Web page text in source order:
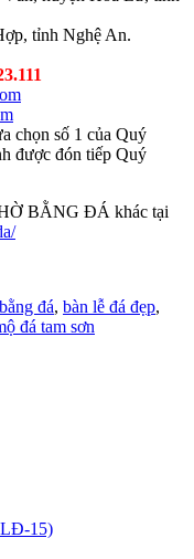
tỉnh Nghệ An.
chọn số 1 của Quý
được đón tiếp Quý
BẰNG ĐÁ khác tại
đá, bàn lễ đá đẹp,
đá tam sơn